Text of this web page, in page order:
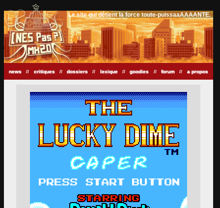
Le site qui détient la force toute-puissaaAAAANTE.
news // critiques // dossiers // lexique // goodies // forum // a propos